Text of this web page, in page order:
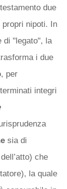
due
nipoti. In
di "legato", la
i due
per
integri
sia di
che
la quale